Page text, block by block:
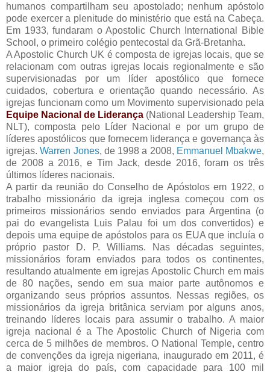
humanos compartilham seu apostolado; nenhum apóstolo
pode exercer a plenitude do ministério que está na Cabeça.
Em 1933, fundaram o Apostolic Church International Bible
School, o primeiro colégio pentecostal da Grã-Bretanha.
A Apostolic Church UK é composta de igrejas locais, que se
relacionam com outras igrejas locais regionalmente e são
supervisionadas por um líder apostólico que fornece
cuidados, cobertura e orientação quando necessário. As
igrejas funcionam como um Movimento supervisionado pela
Equipe Nacional de Liderança (National Leadership Team,
NLT), composta pelo Líder Nacional e por um grupo de
líderes apostólicos que fornecem liderança e governança às
igrejas.Warren Jones, de 1998 a 2008, Emmanuel Mbakwe,
de 2008 a 2016, e Tim Jack, desde 2016, foram os três
últimos líderes nacionais.
A partir da reunião do Conselho de Apóstolos em 1922, o
trabalho missionário da igreja inglesa começou com os
primeiros missionários sendo enviados para Argentina (o
pai do evangelista Luis Palau foi um dos convertidos) e
depois uma equipe de apóstolos para os EUA que incluía o
próprio pastor D. P. Williams. Nas décadas seguintes,
missionários foram enviados para todos os continentes,
resultando atualmente em igrejas Apostolic Church em mais
de 80 nações, sendo em sua maior parte autônomos e
organizando seus próprios assuntos. Nessas regiões, os
missionários da igreja britânica serviam por alguns anos,
treinando líderes locais para assumir o trabalho. A maior
igreja nacional é a The Apostolic Church of Nigeria com
cerca de 5 milhões de membros. O National Temple, centro
de convenções da igreja nigeriana, inaugurado em 2011, é
a maior igreja do país, com capacidade para 100 mil